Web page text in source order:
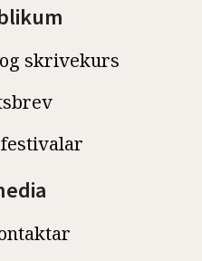
skrivekurs